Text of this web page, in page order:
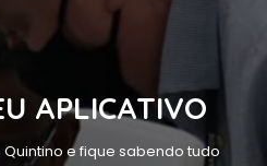
APLICATIVO
e fique sabendo tudo